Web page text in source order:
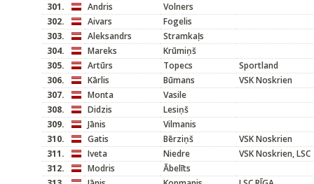
301.
Andris
Volners
302.
Aivars
Fogelis
303.
Aleksandrs
Stramkaļs
304.
Mareks
Krūmiņš
305.
Artūrs Topecs
Sportland
306.
Kārlis Būmans
VSK Noskrien
307.
Monta
Vasile
308.
Didzis
Lesiņš
309.
Jānis
Vilmanis
310.
Gatis Bērziņš
VSK Noskrien
311.
Iveta Niedre
VSK Noskrien, LSC
312.
Modris
Ābelīts